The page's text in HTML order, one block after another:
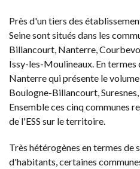
Près d'un tiers des
Seine sont situés dans les
Billancourt, Nanterre,
Issy-les-Moulineaux. En
Nanterre qui présente le
Boulogne-Billancourt,
Ensemble ces cinq communes
de l'ESS sur le territoire.
Très hétérogènes en termes de
d'habitants, certaines